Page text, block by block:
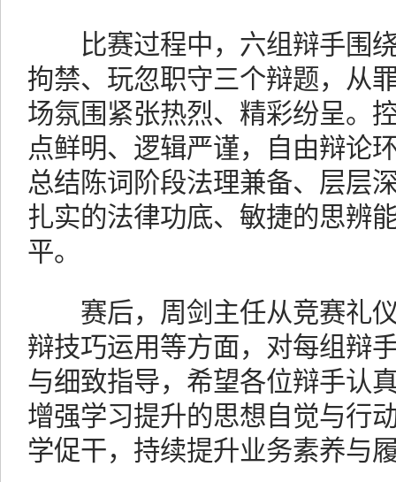
比赛过程中，六组辩手围绕
拘禁、玩忽职守三个辩题，从
场氛围紧张热烈、精彩纷呈。
点鲜明、逻辑严谨，自由辩论
总结陈词阶段法理兼备、层层
扎实的法律功底、敏捷的思辨
平。
赛后，周剑主任从竞赛礼仪
辩技巧运用等方面，对每组辩
与细致指导，希望各位辩手认
增强学习提升的思想自觉与行
学促干，持续提升业务素养与